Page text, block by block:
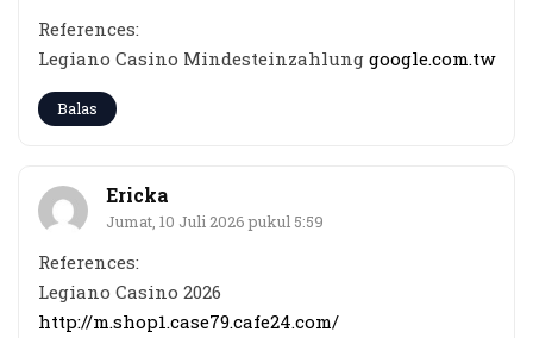
References:
Legiano Casino Mindesteinzahlung google.com.tw
Balas
Ericka
Jumat, 10 Juli 2026 pukul 5:59
References:
Legiano Casino 2026
http://m.shop1.case79.cafe24.com/